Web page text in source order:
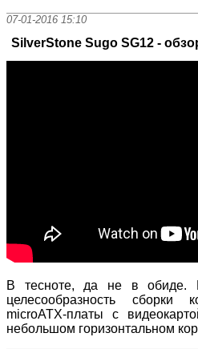
07-01-2016 15:10
SilverStone Sugo SG12 -
В тесноте, да не в обиде.
целесообразность сборки
microATX-платы с
небольшом горизонтальном